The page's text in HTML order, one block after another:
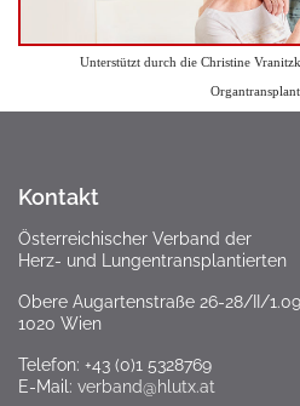
Unterstützt durch die Christine
Kontakt
Österreichischer Verband der
Herz- und Lungentransplantierten
Obere Augartenstraße 26-28/II/1.09
1020 Wien
Telefon: +43 (0)1 5328769
E-Mail: verband@hlutx.at